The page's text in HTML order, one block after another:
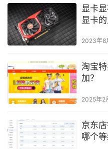
显卡
显卡
2023年8
淘宝
加？
2025年2
京东
哪个等